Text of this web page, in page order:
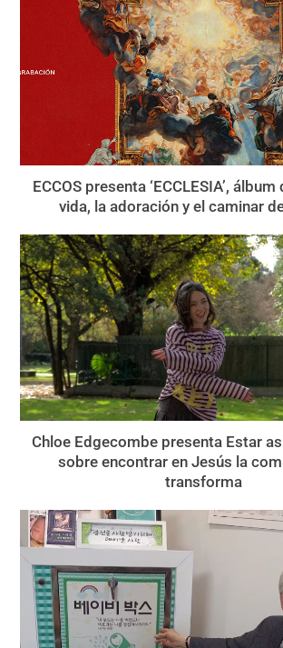
ECCOS presenta ‘ECCLESIA’,
vida, la adoración y el caminar
Chloe Edgecombe presenta Estar
sobre encontrar en Jesús la
transforma